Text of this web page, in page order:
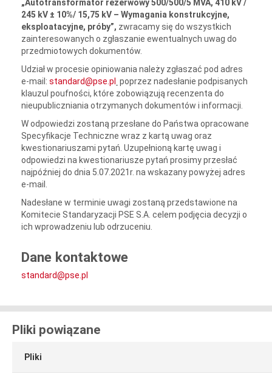
„Autotransformator rezerwowy 500/500/5 MVA, 410 kV /
245 kV ± 10%/ 15,75 kV – Wymagania konstrukcyjne,
eksploatacyjne, próby”, zwracamy się do wszystkich
zainteresowanych o zgłaszanie ewentualnych uwag do
przedmiotowych dokumentów.
Udział w procesie opiniowania należy zgłaszać pod adres
e-mail: standard@pse.pl
poprzez nadesłanie podpisanych
klauzul poufności, które zobowiązują recenzenta do
nieupubliczniania otrzymanych dokumentów i informacji.
W odpowiedzi zostaną przesłane do Państwa opracowane
Specyfikacje Techniczne wraz z kartą uwag oraz
kwestionariuszami pytań. Uzupełnioną kartę uwag i
odpowiedzi na kwestionariusze pytań prosimy przesłać
najpóźniej do dnia 5.07.2021r. na wskazany powyżej adres
e-mail.
Nadesłane w terminie uwagi zostaną przedstawione na
Komitecie Standaryzacji PSE S.A. celem podjęcia decyzji o
ich wprowadzeniu lub odrzuceniu.
Dane kontaktowe
standard@pse.pl
Pliki powiązane
Pliki